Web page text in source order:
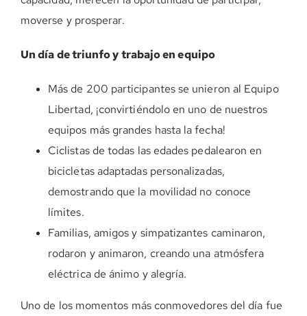
moverse y prosperar.
Un día de triunfo y trabajo en equipo
Más de 200 participantes se unieron al Equipo
Libertad, ¡convirtiéndolo en uno de nuestros
equipos más grandes hasta la fecha!
Ciclistas de todas las edades pedalearon en
bicicletas adaptadas personalizadas,
demostrando que la movilidad no conoce
límites.
Familias, amigos y simpatizantes caminaron,
rodaron y animaron, creando una atmósfera
eléctrica de ánimo y alegría.
Uno de los momentos más conmovedores del día fue